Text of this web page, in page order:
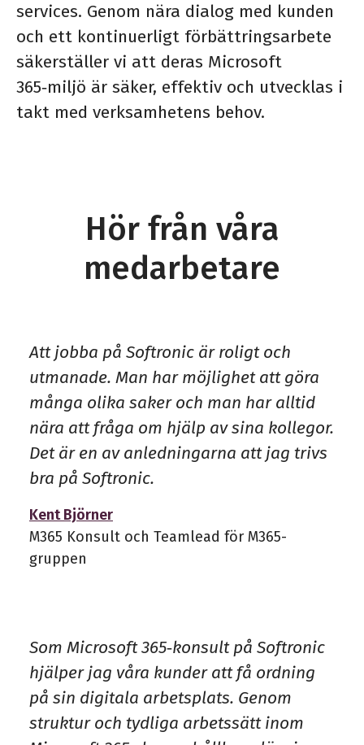
services. Genom nära dialog med kunden
och ett kontinuerligt förbättringsarbete
säkerställer vi att deras Microsoft
365‑miljö är säker, effektiv och utvecklas i
takt med verksamhetens behov.
Hör från våra
medarbetare
Att jobba på Softronic är roligt och
utmanade. Man har möjlighet att göra
många olika saker och man har alltid
nära att fråga om hjälp av sina kollegor.
Det är en av anledningarna att jag trivs
bra på Softronic.
Kent Björner
M365 Konsult och Teamlead för M365-
gruppen
Som Microsoft 365‑konsult på Softronic
hjälper jag våra kunder att få ordning
på sin digitala arbetsplats. Genom
struktur och tydliga arbetssätt inom